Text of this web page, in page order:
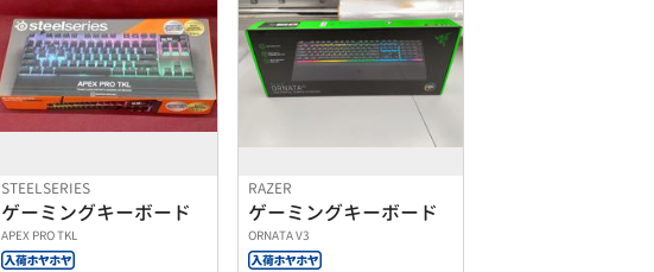
STEELSERIES
ゲーミングキーボード
APEX PRO TKL
RAZER
ゲーミングキーボード
ORNATA V3